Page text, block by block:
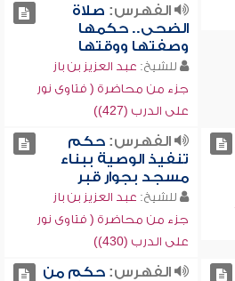
الفهرس: صلاة
الضحى.. حكمها
وصفتها ووقتها
للشيخ: عبد العزيز بن باز
جزء من محاضرة ( فتاوى نور
على الدرب (427))
الفهرس:حكم
تنفيذ الوصية ببناء
مسجد بجوار قبر
للشيخ: عبد العزيز بن باز
جزء من محاضرة ( فتاوى نور
على الدرب (430))
الفهرس:حكم من